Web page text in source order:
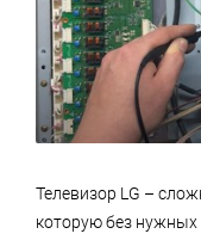
Телевизор LG –
которую без нужных